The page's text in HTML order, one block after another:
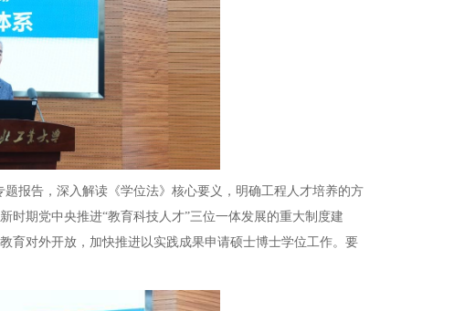
告，深入解读《学位法》核心要义，明确工程人才培养的方
时期党中央推进“教育科技人才”三位一体发展的重大制度建
育对外开放，加快推进以实践成果申请硕士博士学位工作。要